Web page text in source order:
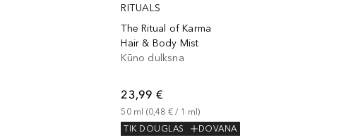
RITUALS
The Ritual of Karma
Hair & Body Mist
Kūno dulksna
23,99 €
50 ml (0,48 € / 1 ml)
TIK DOUGLAS
DOVANA